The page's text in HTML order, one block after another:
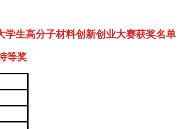
学生高分子材料创新创业大赛获奖名单
等奖